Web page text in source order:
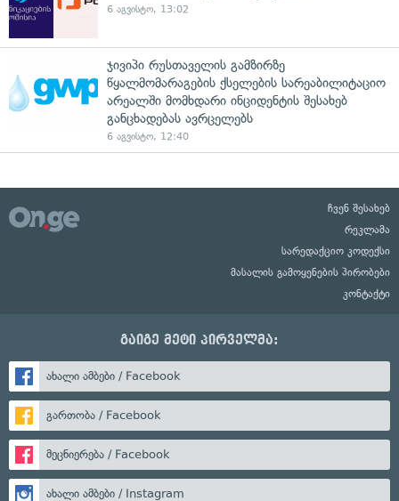
6 აგვისტო, 13:02
ჯივიპი რუსთაველის გამზირზე
წყალმომარაგების ქსელების სარეაბილიტაციო
არეალში მომხდარი ინციდენტის შესახებ
განცხადებას ავრცელებს
6 აგვისტო, 12:40
ჩვენ შესახებ
რეკლამა
სარედაქციო კოდექსი
მასალის გამოყენების პირობები
კონტაქტი
გაიგე მეტი პირველმა:
ახალი ამბები / Facebook
გართობა / Facebook
მეცნიერება / Facebook
ახალი ამბები / Instagram